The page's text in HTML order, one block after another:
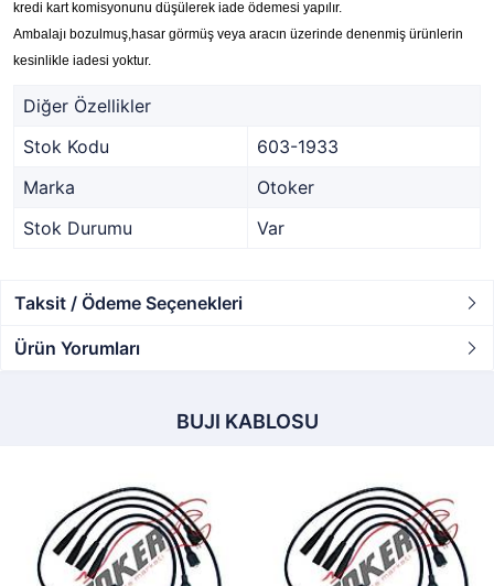
kredi kart komisyonunu düşülerek iade ödemesi yapılır.
Ambalajı bozulmuş,hasar görmüş veya aracın üzerinde denenmiş ürünlerin
kesinlikle iadesi yoktur.
Diğer Özellikler
Stok Kodu
603-1933
Marka
Otoker
Stok Durumu
Var
Taksit / Ödeme Seçenekleri
Ürün Yorumları
BUJI KABLOSU